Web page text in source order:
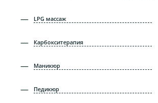
LPG массаж
Карбокситерапия
Маникюр
Педикюр